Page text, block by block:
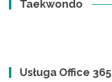
Taekwondo
Usługa Office 365